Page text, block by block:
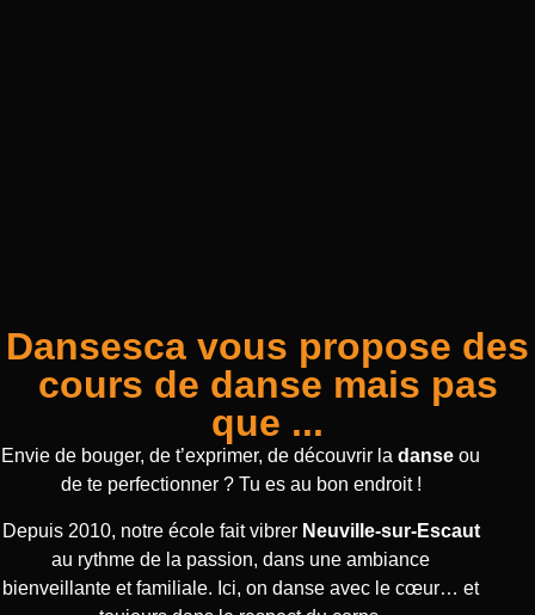
Dansesca vous propose des
cours de danse mais pas
que ...
Envie de bouger, de t’exprimer, de découvrir ladanseou
de te perfectionner ? Tu es au bon endroit !
Depuis 2010, notre école fait vibrer Neuville-sur-Escaut
au rythme de la passion, dans une ambiance
bienveillante et familiale. Ici, on danse avec le cœur… et